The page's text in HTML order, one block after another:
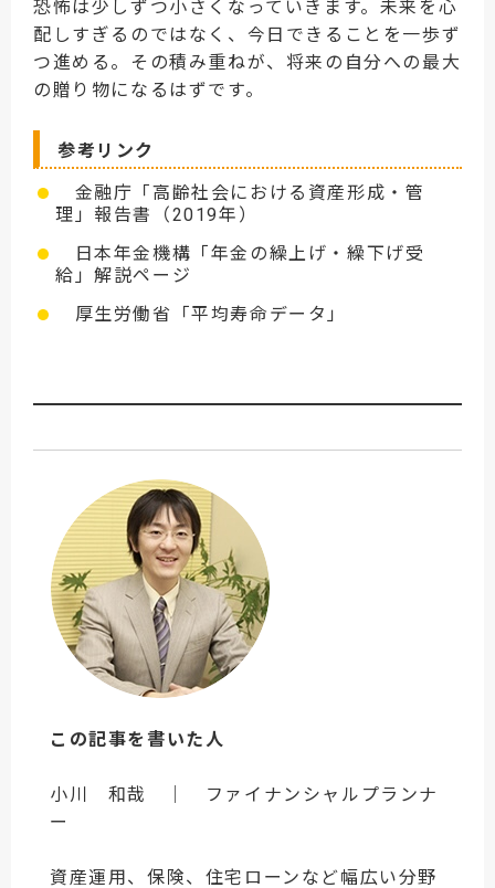
恐怖は少しずつ小さくなっていきます。未来を心
配しすぎるのではなく、今日できることを一歩ず
つ進める。その積み重ねが、将来の自分への最大
の贈り物になるはずです。
参考リンク
金融庁「高齢社会における資産形成・管
理」報告書（2019年）
日本年金機構「年金の繰上げ・繰下げ受
給」解説ページ
厚生労働省「平均寿命データ」
この記事を書いた人
小川 和哉 ｜ ファイナンシャルプランナ
ー
資産運用、保険、住宅ローンなど幅広い分野